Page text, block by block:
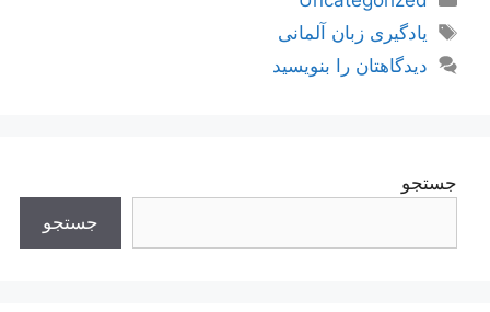
برچسب‌ها
یادگیری زبان آلمانی
دیدگاهتان را بنویسید
جستجو
جستجو